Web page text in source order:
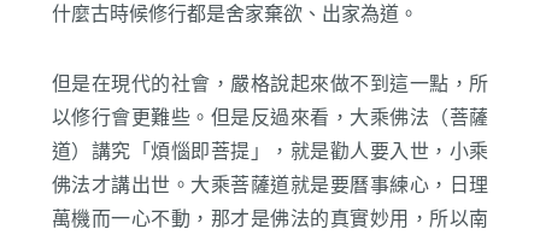
什麼古時候修行都是舍家棄欲、出家為道。
但是在現代的社會，嚴格說起來做不到這一點，所
以修行會更難些。但是反過來看，大乘佛法（菩薩
道）講究「煩惱即菩提」，就是勸人要入世，小乘
佛法才講出世。大乘菩薩道就是要曆事練心，日理
萬機而一心不動，那才是佛法的真實妙用，所以南